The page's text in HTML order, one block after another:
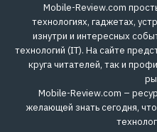
Mobile-Review.com
технологиях, гаджетах,
изнутри и интересных
технологий (IT). На сайте
круга читателей, так и
Mobile-Review.com –
желающей знать сегодня,